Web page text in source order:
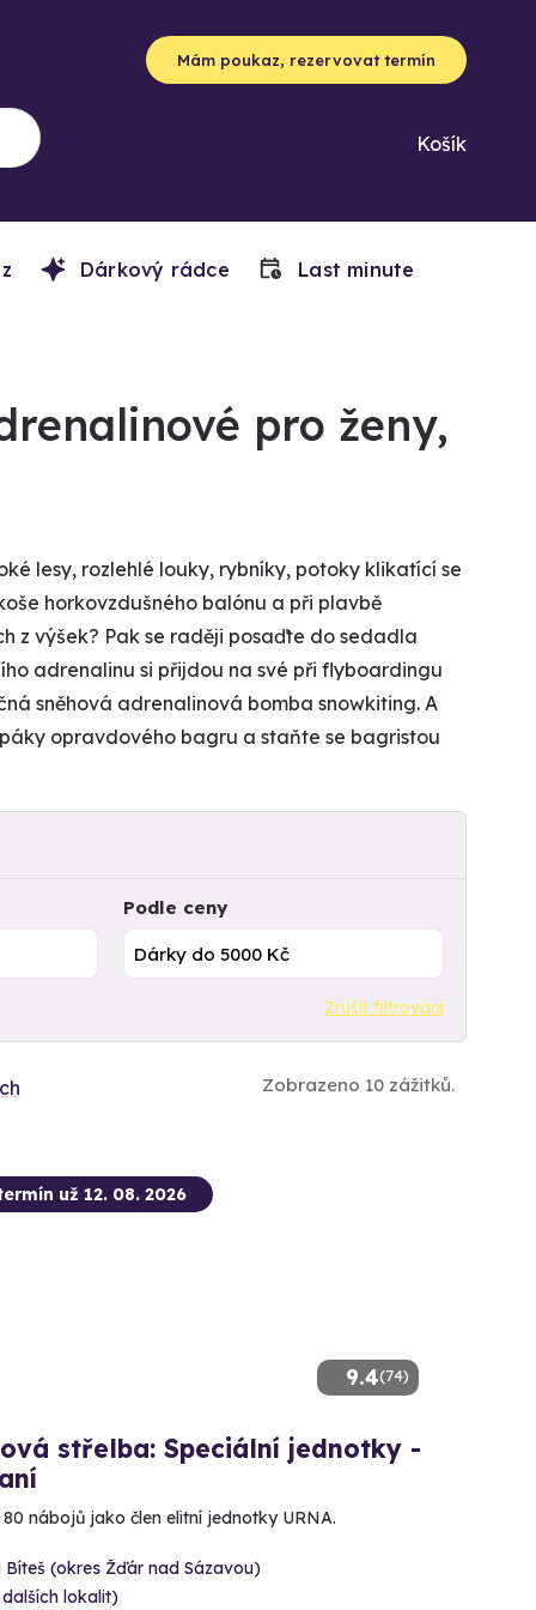
Mám poukaz, rezervovat termín
Košík
Dárkový rádce Last minute
pro ženy,
lesy, rozlehlé louky, rybníky, potoky klikatící se
horkovzdušného balónu a při plavbě
z výšek? Pak se raději posaďte do sedadla
adrenalinu si přijdou na své při flyboardingu
sněhová adrenalinová bomba snowkiting. A
opravdového bagru a staňte se bagristou
Podle ceny
Zrušit filtrování
Zobrazeno 10 zážitků.
9.4(74)
už 12. 08. 2026
střelba: Speciální jednotky -
nábojů jako člen elitní jednotky URNA.
Bíteš (okres Žďár nad Sázavou)
lokalit)